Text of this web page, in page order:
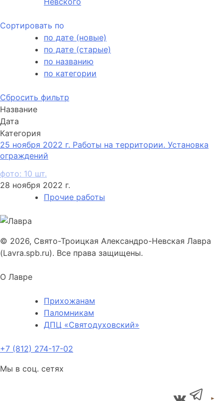
Сортировать по
по дате (новые)
по дате (старые)
по названию
по категории
Сбросить фильтр
Название
Дата
Категория
25 ноября 2022 г. Работы на территории. Установка
ограждений
фото: 10 шт.
28 ноября 2022 г.
Прочие работы
© 2026, Свято-Троицкая Александро-Невская Лавра
(Lavra.spb.ru). Все права защищены.
О Лавре
Прихожанам
Паломникам
ДПЦ «Святодуховский»
+7 (812) 274-17-02
Мы в соц. сетях